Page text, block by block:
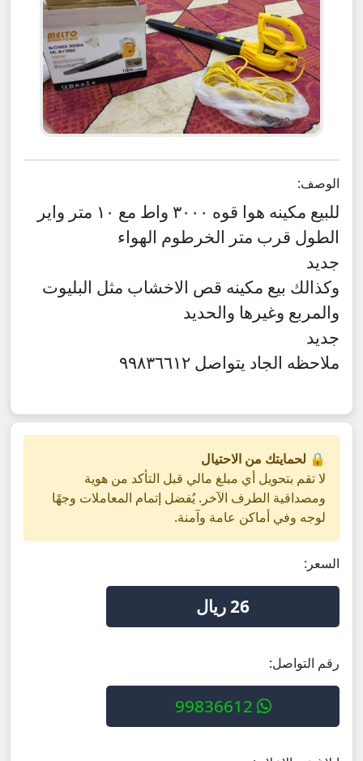
الوصف:
للبيع مكينه هوا قوه ٣٠٠٠ واط مع ١٠ متر واير
الطول قرب متر الخرطوم الهواء
جديد
وكذالك بيع مكينه قص الاخشاب مثل البليوت
والمربع وغيرها والحديد
جديد
ملاحظه الجاد يتواصل ٩٩٨٣٦٦١٢
🔒 لحمايتك من الاحتيال
لا تقم بتحويل أي مبلغ مالي قبل التأكد من هوية
ومصداقية الطرف الآخر. يُفضل إتمام المعاملات وجهًا
لوجه وفي أماكن عامة وآمنة.
السعر:
26 ريال
رقم التواصل: